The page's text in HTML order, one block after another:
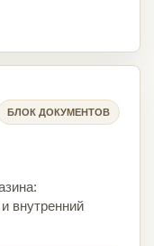
БЛОК ДОКУМЕНТОВ
внутренний